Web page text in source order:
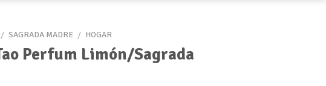
/ SAGRADA MADRE / HOGAR
Perfum Limón/Sagrada